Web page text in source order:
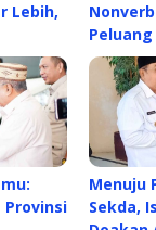
Lebih,
Provinsi
Menuju
Sekda,